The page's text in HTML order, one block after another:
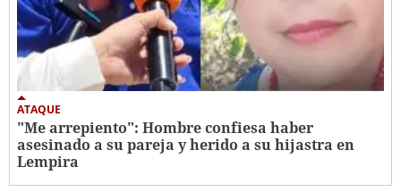
ATAQUE
"Me arrepiento": Hombre confiesa haber
asesinado a su pareja y herido a su hijastra en
Lempira